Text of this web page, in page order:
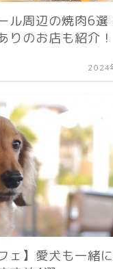
ル周辺の焼肉6選
りのお店も紹介！
2024
ェ】愛犬も一緒